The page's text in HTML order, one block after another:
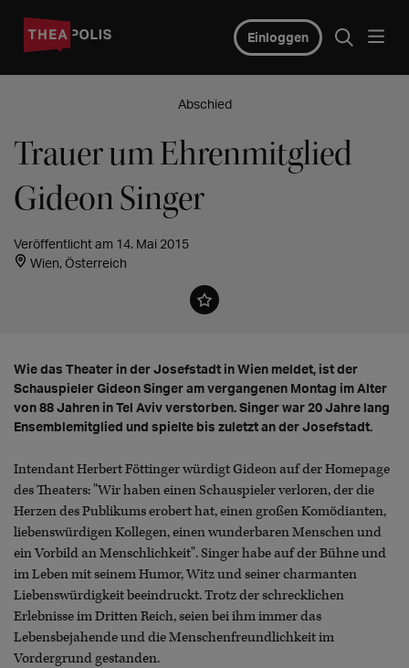
Einloggen
Abschied
Trauer um Ehrenmitglied
Gideon Singer
Veröffentlicht am 14. Mai 2015
Wien, Österreich
Wie das Theater in der Josefstadt in Wien meldet, ist der
Schauspieler Gideon Singer am vergangenen Montag im Alter
von 88 Jahren in Tel Aviv verstorben. Singer war 20 Jahre lang
Ensemblemitglied und spielte bis zuletzt an der Josefstadt.
Intendant Herbert Föttinger würdigt Gideon auf der Homepage
des Theaters: "Wir haben einen Schauspieler verloren, der die
Herzen des Publikums erobert hat, einen großen Komödianten,
liebenswürdigen Kollegen, einen wunderbaren Menschen und
ein Vorbild an Menschlichkeit". Singer habe auf der Bühne und
im Leben mit seinem Humor, Witz und seiner charmanten
Liebenswürdigkeit beeindruckt. Trotz der schrecklichen
Erlebnisse im Dritten Reich, seien bei ihm immer das
Lebensbejahende und die Menschenfreundlichkeit im
Vordergrund gestanden.